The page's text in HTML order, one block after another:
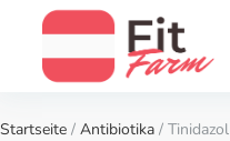
Startseite / Antibiotika / Tinidazol